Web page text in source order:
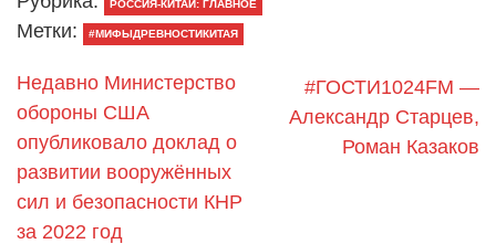
РОССИЯ-КИТАЙ: ГЛАВНОЕ
Метки: #МИФЫДРЕВНОСТИКИТАЯ
Недавно Министерство
обороны США
опубликовало доклад о
развитии вооружённых
сил и безопасности КНР
за 2022 год
#ГОСТИ1024FM —
Александр Старцев,
Роман Казаков